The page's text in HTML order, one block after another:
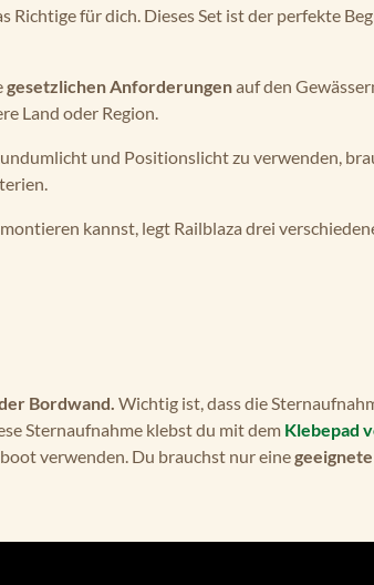
Richtige für dich. Dieses Set ist der perfekte
gesetzlichen Anforderungenauf den
Land oder Region.
und Positionslicht zu verwenden,
kannst, legt Railblaza drei
Bordwand. Wichtig ist, dass die
Sternaufnahme klebst du mit dem Klebepad
verwenden. Du brauchst nur eine